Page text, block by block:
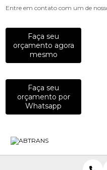
Entre em contato com um de
Faça seu
orçamento agora
mesmo
Faça seu
orçamento por
Whatsapp